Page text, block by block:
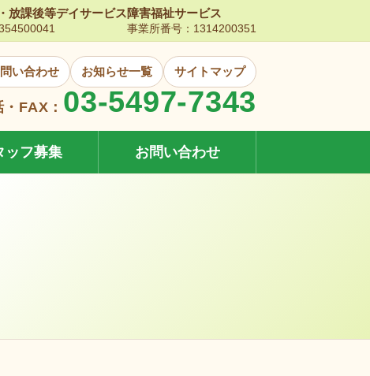
放課後等デイサービス障害福祉サービス
事業所番号：1314200351
い合わせ お知らせ一覧 サイトマップ
FAX： 03-5497-7343
ッフ募集 お問い合わせ